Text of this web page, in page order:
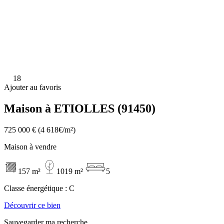
18
Ajouter au favoris
Maison à ETIOLLES (91450)
725 000 € (4 618€/m²)
Maison à vendre
157 m² 1019 m²
5
Classe énergétique : C
Découvrir ce bien
Sauvegarder ma recherche